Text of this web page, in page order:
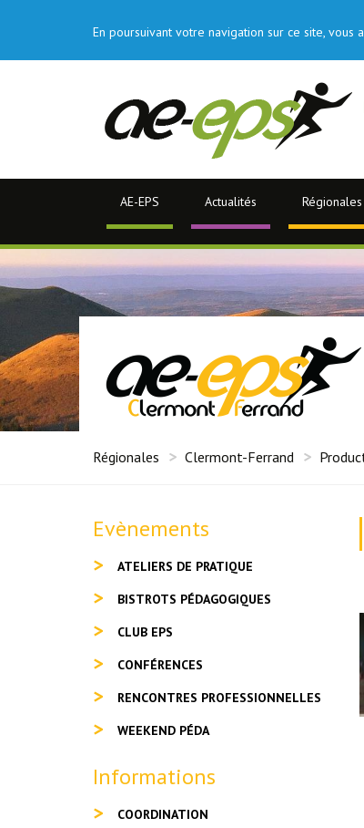
En poursuivant votre navigation sur ce site,
AE-EPS Actualités Régionales
Régionales Clermont-Ferrand
Evènements
ATELIERS DE PRATIQUE
BISTROTS PÉDAGOGIQUES
CLUB EPS
CONFÉRENCES
RENCONTRES PROFESSIONNELLES
WEEKEND PÉDA
Informations
COORDINATION